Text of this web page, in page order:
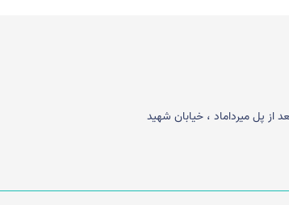
از پل میرداماد ، خیابان شهید